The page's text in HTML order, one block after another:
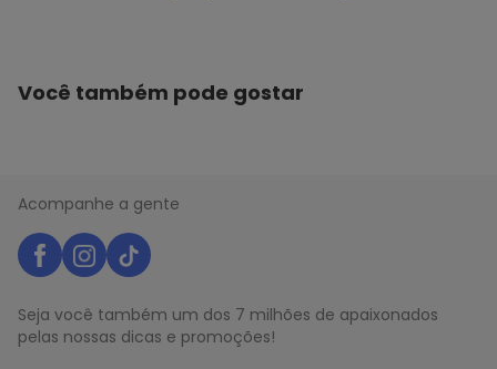
Você também pode gostar
Acompanhe a gente
Seja você também um dos 7 milhões de apaixonados
pelas nossas dicas e promoções!